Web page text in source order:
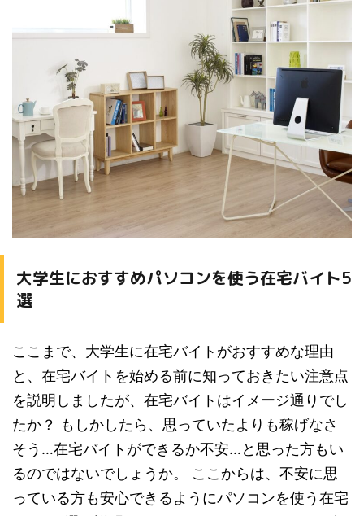
大学生におすすめパソコンを使う在宅バイト5
選
ここまで、大学生に在宅バイトがおすすめな理由
と、在宅バイトを始める前に知っておきたい注意点
を説明しましたが、在宅バイトはイメージ通りでし
たか？ もしかしたら、思っていたよりも稼げなさ
そう…在宅バイトができるか不安…と思った方もい
るのではないでしょうか。 ここからは、不安に思
っている方も安心できるようにパソコンを使う在宅